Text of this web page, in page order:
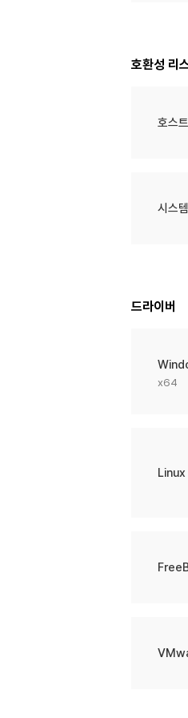
호환성 리
호스
시스
드라이버
x64
Linux